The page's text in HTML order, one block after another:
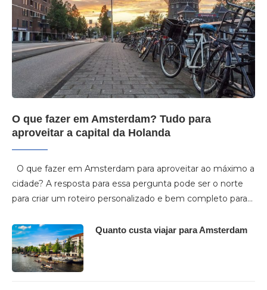
O que fazer em Amsterdam? Tudo para
aproveitar a capital da Holanda
O que fazer em Amsterdam para aproveitar ao máximo a
cidade? A resposta para essa pergunta pode ser o norte
para criar um roteiro personalizado e bem completo para…
Quanto custa viajar para Amsterdam